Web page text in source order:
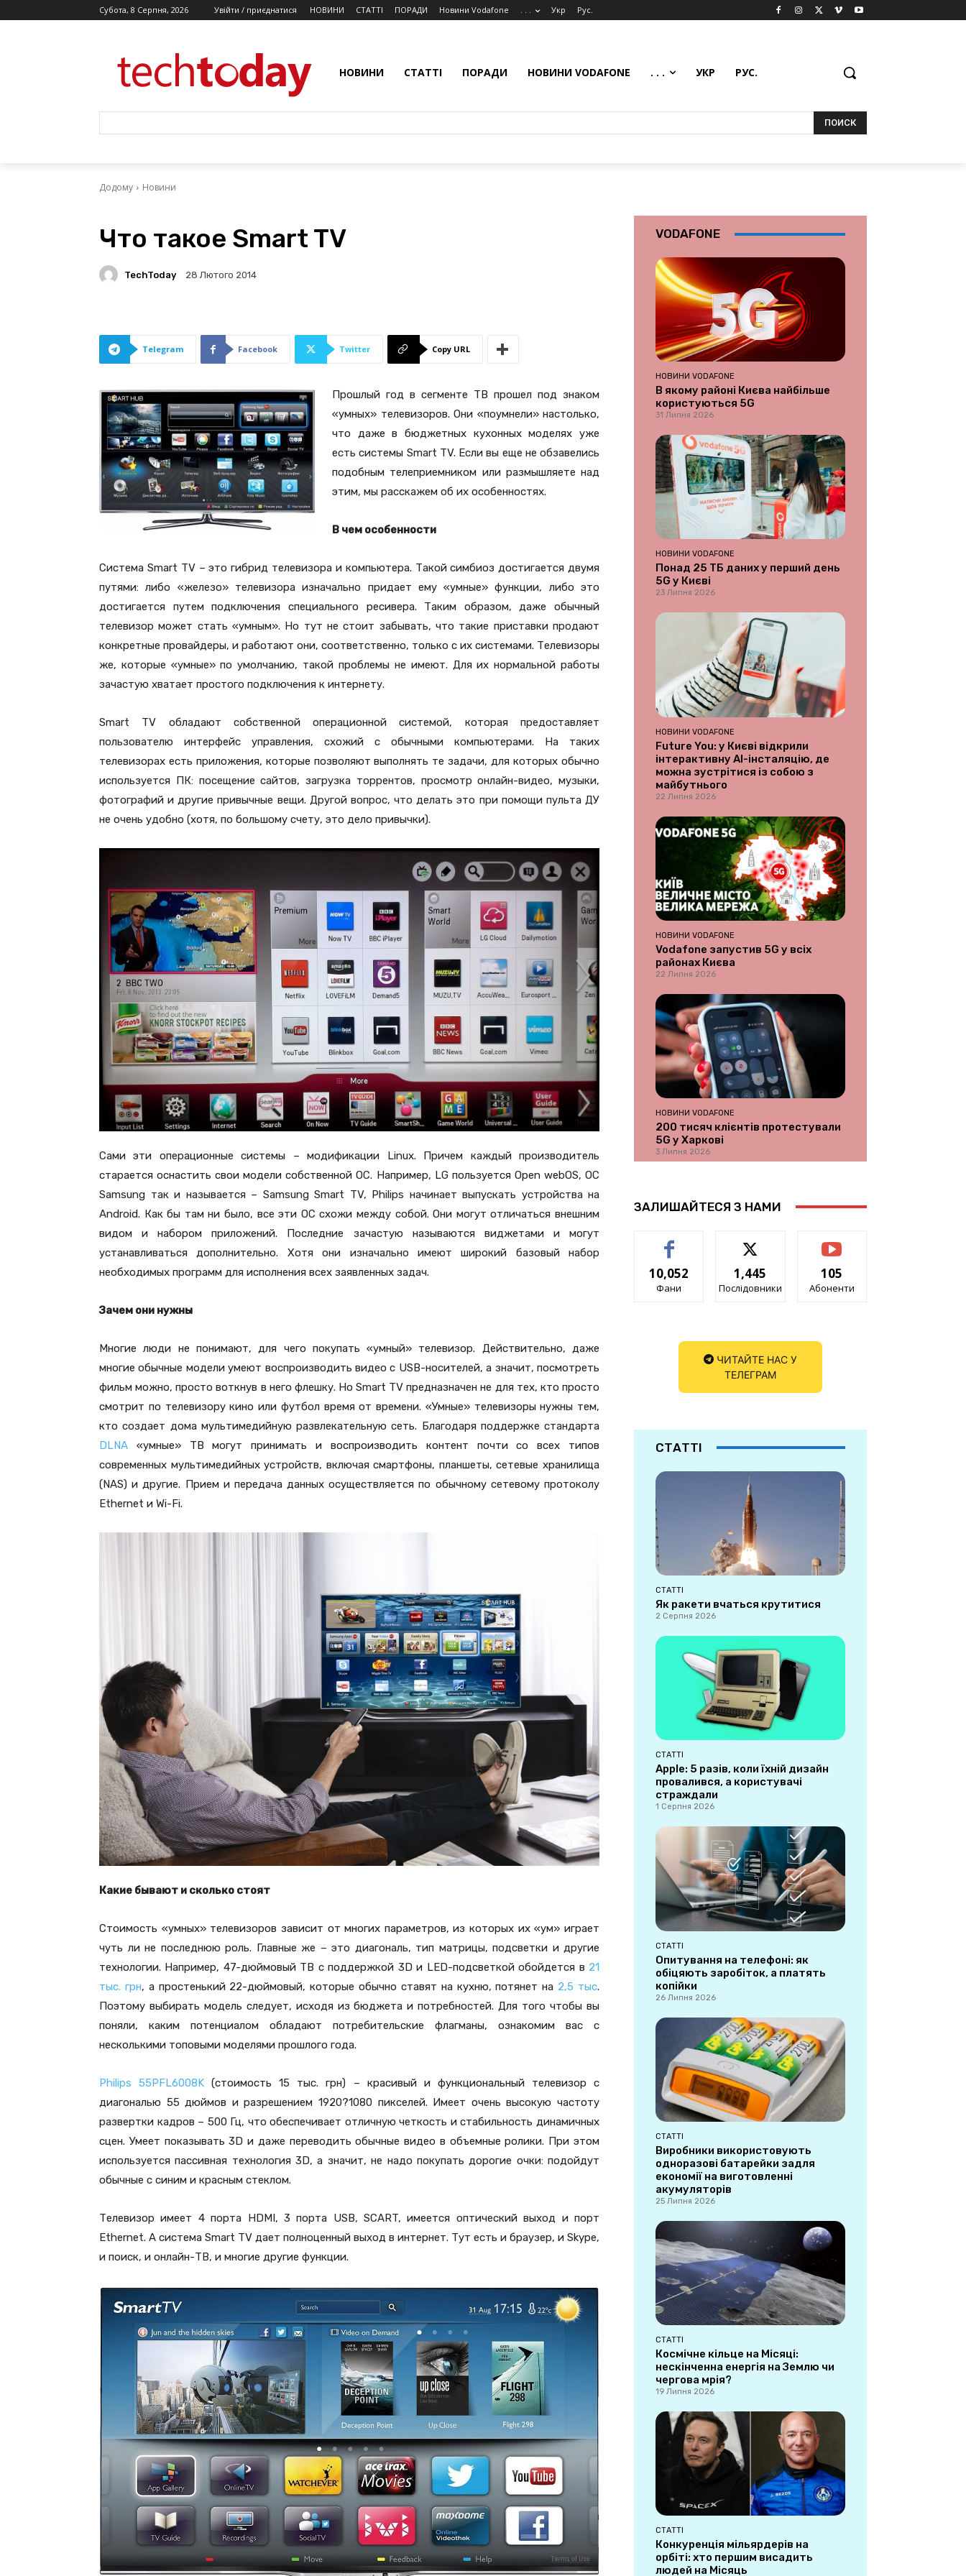
Субота, 8 Серпня, 2026 Увійти / приєднатися НОВИНИ СТАТТІ ПОРАДИ Новини Vodafone . . . Укр Рус.
НОВИНИ СТАТТІ ПОРАДИ НОВИНИ VODAFONE . . . УКР РУС.
ПОИСК
Додому Новини
Что такое Smart TV
TechToday 28 Лютого 2014
Telegram Facebook Twitter Copy URL
Прошлый год в сегменте ТВ прошел под знаком
«умных» телевизоров. Они «поумнели» настолько,
что даже в бюджетных кухонных моделях уже
есть системы Smart TV. Если вы еще не обзавелись
подобным телеприемником или размышляете над
этим, мы расскажем об их особенностях.
В чем особенности
Система Smart TV – это гибрид телевизора и компьютера. Такой симбиоз достигается двумя
путями: либо «железо» телевизора изначально придает ему «умные» функции, либо это
достигается путем подключения специального ресивера. Таким образом, даже обычный
телевизор может стать «умным». Но тут не стоит забывать, что такие приставки продают
конкретные провайдеры, и работают они, соответственно, только с их системами. Телевизоры
же, которые «умные» по умолчанию, такой проблемы не имеют. Для их нормальной работы
зачастую хватает простого подключения к интернету.
Smart TV обладают собственной операционной системой, которая предоставляет
пользователю интерфейс управления, схожий с обычными компьютерами. На таких
телевизорах есть приложения, которые позволяют выполнять те задачи, для которых обычно
используется ПК: посещение сайтов, загрузка торрентов, просмотр онлайн-видео, музыки,
фотографий и другие привычные вещи. Другой вопрос, что делать это при помощи пульта ДУ
не очень удобно (хотя, по большому счету, это дело привычки).
Сами эти операционные системы – модификации Linux. Причем каждый производитель
старается оснастить свои модели собственной ОС. Например, LG пользуется Open webOS, ОС
Samsung так и называется – Samsung Smart TV, Philips начинает выпускать устройства на
Android. Как бы там ни было, все эти ОС схожи между собой. Они могут отличаться внешним
видом и набором приложений. Последние зачастую называются виджетами и могут
устанавливаться дополнительно. Хотя они изначально имеют широкий базовый набор
необходимых программ для исполнения всех заявленных задач.
Зачем они нужны
Многие люди не понимают, для чего покупать «умный» телевизор. Действительно, даже
многие обычные модели умеют воспроизводить видео с USB-носителей, а значит, посмотреть
фильм можно, просто воткнув в него флешку. Но Smart TV предназначен не для тех, кто просто
смотрит по телевизору кино или футбол время от времени. «Умные» телевизоры нужны тем,
кто создает дома мультимедийную развлекательную сеть. Благодаря поддержке стандарта
DLNA «умные» ТВ могут принимать и воспроизводить контент почти со всех типов
современных мультимедийных устройств, включая смартфоны, планшеты, сетевые хранилища
(NAS) и другие. Прием и передача данных осуществляется по обычному сетевому протоколу
Ethernet и Wi-Fi.
Какие бывают и сколько стоят
Стоимость «умных» телевизоров зависит от многих параметров, из которых их «ум» играет
чуть ли не последнюю роль. Главные же – это диагональ, тип матрицы, подсветки и другие
технологии. Например, 47-дюймовый ТВ с поддержкой 3D и LED-подсветкой обойдется в 21
тыс. грн, а простенький 22-дюймовый, которые обычно ставят на кухню, потянет на 2,5 тыс.
Поэтому выбирать модель следует, исходя из бюджета и потребностей. Для того чтобы вы
поняли, каким потенциалом обладают потребительские флагманы, ознакомим вас с
несколькими топовыми моделями прошлого года.
Philips 55PFL6008K (стоимость 15 тыс. грн) – красивый и функциональный телевизор с
диагональю 55 дюймов и разрешением 1920?1080 пикселей. Имеет очень высокую частоту
развертки кадров – 500 Гц, что обеспечивает отличную четкость и стабильность динамичных
сцен. Умеет показывать 3D и даже переводить обычные видео в объемные ролики. При этом
используется пассивная технология 3D, а значит, не надо покупать дорогие очки: подойдут
обычные с синим и красным стеклом.
Телевизор имеет 4 порта HDMI, 3 порта USB, SCART, имеется оптический выход и порт
Ethernet. А система Smart TV дает полноценный выход в интернет. Тут есть и браузер, и Skype,
и поиск, и онлайн-ТВ, и многие другие функции.
VODAFONE
НОВИНИ VODAFONE
В якому районі Києва найбільше
користуються 5G
31 Липня 2026
НОВИНИ VODAFONE
Понад 25 ТБ даних у перший день
5G у Києві
23 Липня 2026
НОВИНИ VODAFONE
Future You: у Києві відкрили
інтерактивну AI-інсталяцію, де
можна зустрітися із собою з
майбутнього
22 Липня 2026
НОВИНИ VODAFONE
Vodafone запустив 5G у всіх
районах Києва
22 Липня 2026
НОВИНИ VODAFONE
200 тисяч клієнтів протестували
5G у Харкові
3 Липня 2026
ЗАЛИШАЙТЕСЯ З НАМИ
10,052
Фани
1,445
Послідовники
105
Абоненти
ЧИТАЙТЕ НАС У
ТЕЛЕГРАМ
СТАТТІ
СТАТТІ
Як ракети вчаться крутитися
2 Серпня 2026
СТАТТІ
Apple: 5 разів, коли їхній дизайн
провалився, а користувачі
страждали
1 Серпня 2026
СТАТТІ
Опитування на телефоні: як
обіцяють заробіток, а платять
копійки
26 Липня 2026
СТАТТІ
Виробники використовують
одноразові батарейки задля
економії на виготовленні
акумуляторів
25 Липня 2026
СТАТТІ
Космічне кільце на Місяці:
нескінченна енергія на Землю чи
чергова мрія?
19 Липня 2026
СТАТТІ
Конкуренція мільярдерів на
орбіті: хто першим висадить
людей на Місяць